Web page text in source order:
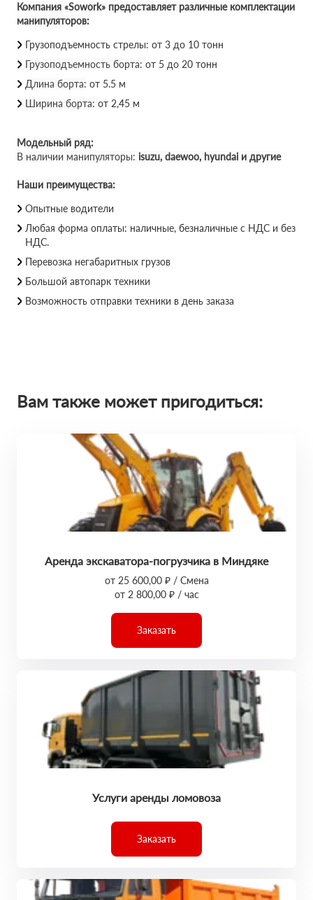
Компания «Sowork» предоставляет различные комплектации
манипуляторов:
Грузоподъемность стрелы: от 3 до 10 тонн
Грузоподъемность борта: от 5 до 20 тонн
Длина борта: от 5.5 м
Ширина борта: от 2,45 м
Модельный ряд:
В наличии манипуляторы: isuzu, daewoo, hyundai и другие
Наши преимущества:
Опытные водители
Любая форма оплаты: наличные, безналичные с НДС и без
НДС.
Перевозка негабаритных грузов
Большой автопарк техники
Возможность отправки техники в день заказа
Вам также может пригодиться:
Аренда экскаватора-погрузчика в Миндяке
от 25 600,00 ₽ / Смена
от 2 800,00 ₽ / час
Заказать
Услуги аренды ломовоза
Заказать